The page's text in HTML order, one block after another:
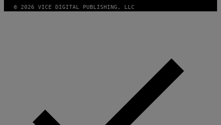
© 2026 VICE DIGITAL PUBLISHING, LLC